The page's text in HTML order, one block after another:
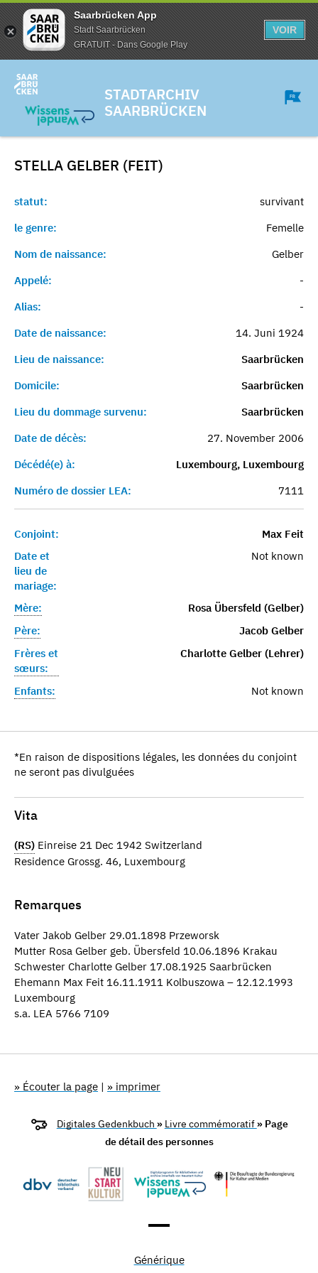
Saarbrücken App
Stadt Saarbrücken
GRATUIT - Dans Google Play
VOIR
STADTARCHIV
SAARBRÜCKEN
STELLA GELBER (FEIT)
statut:
survivant
le genre:
Femelle
Nom de naissance:
Gelber
Appelé:
-
Alias:
-
Date de naissance:
14. Juni 1924
Lieu de naissance:
Saarbrücken
Domicile:
Saarbrücken
Lieu du dommage survenu:
Saarbrücken
Date de décès:
27. November 2006
Décédé(e) à:
Luxembourg, Luxembourg
Numéro de dossier LEA:
7111
Conjoint:
Max Feit
Date et
lieu de
mariage:
Not known
Mère:
Rosa Übersfeld (Gelber)
Père:
Jacob Gelber
Frères et
sœurs:
Charlotte Gelber (Lehrer)
Enfants: Not known
*En raison de dispositions légales, les données du conjoint
ne seront pas divulguées
Vita
(RS) Einreise 21 Dec 1942 Switzerland
Residence Grossg. 46, Luxembourg
Remarques
Vater Jakob Gelber 29.01.1898 Przeworsk
Mutter Rosa Gelber geb. Übersfeld 10.06.1896 Krakau
Schwester Charlotte Gelber 17.08.1925 Saarbrücken
Ehemann Max Feit 16.11.1911 Kolbuszowa – 12.12.1993
Luxembourg
s.a. LEA 5766 7109
» Écouter la page | » imprimer
Digitales Gedenkbuch » Livre commémoratif » Page
de détail des personnes
Générique